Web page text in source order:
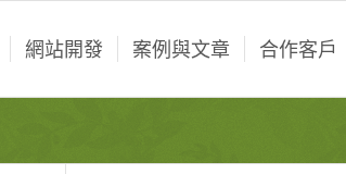
網站開發 案例與文章 合作客戶